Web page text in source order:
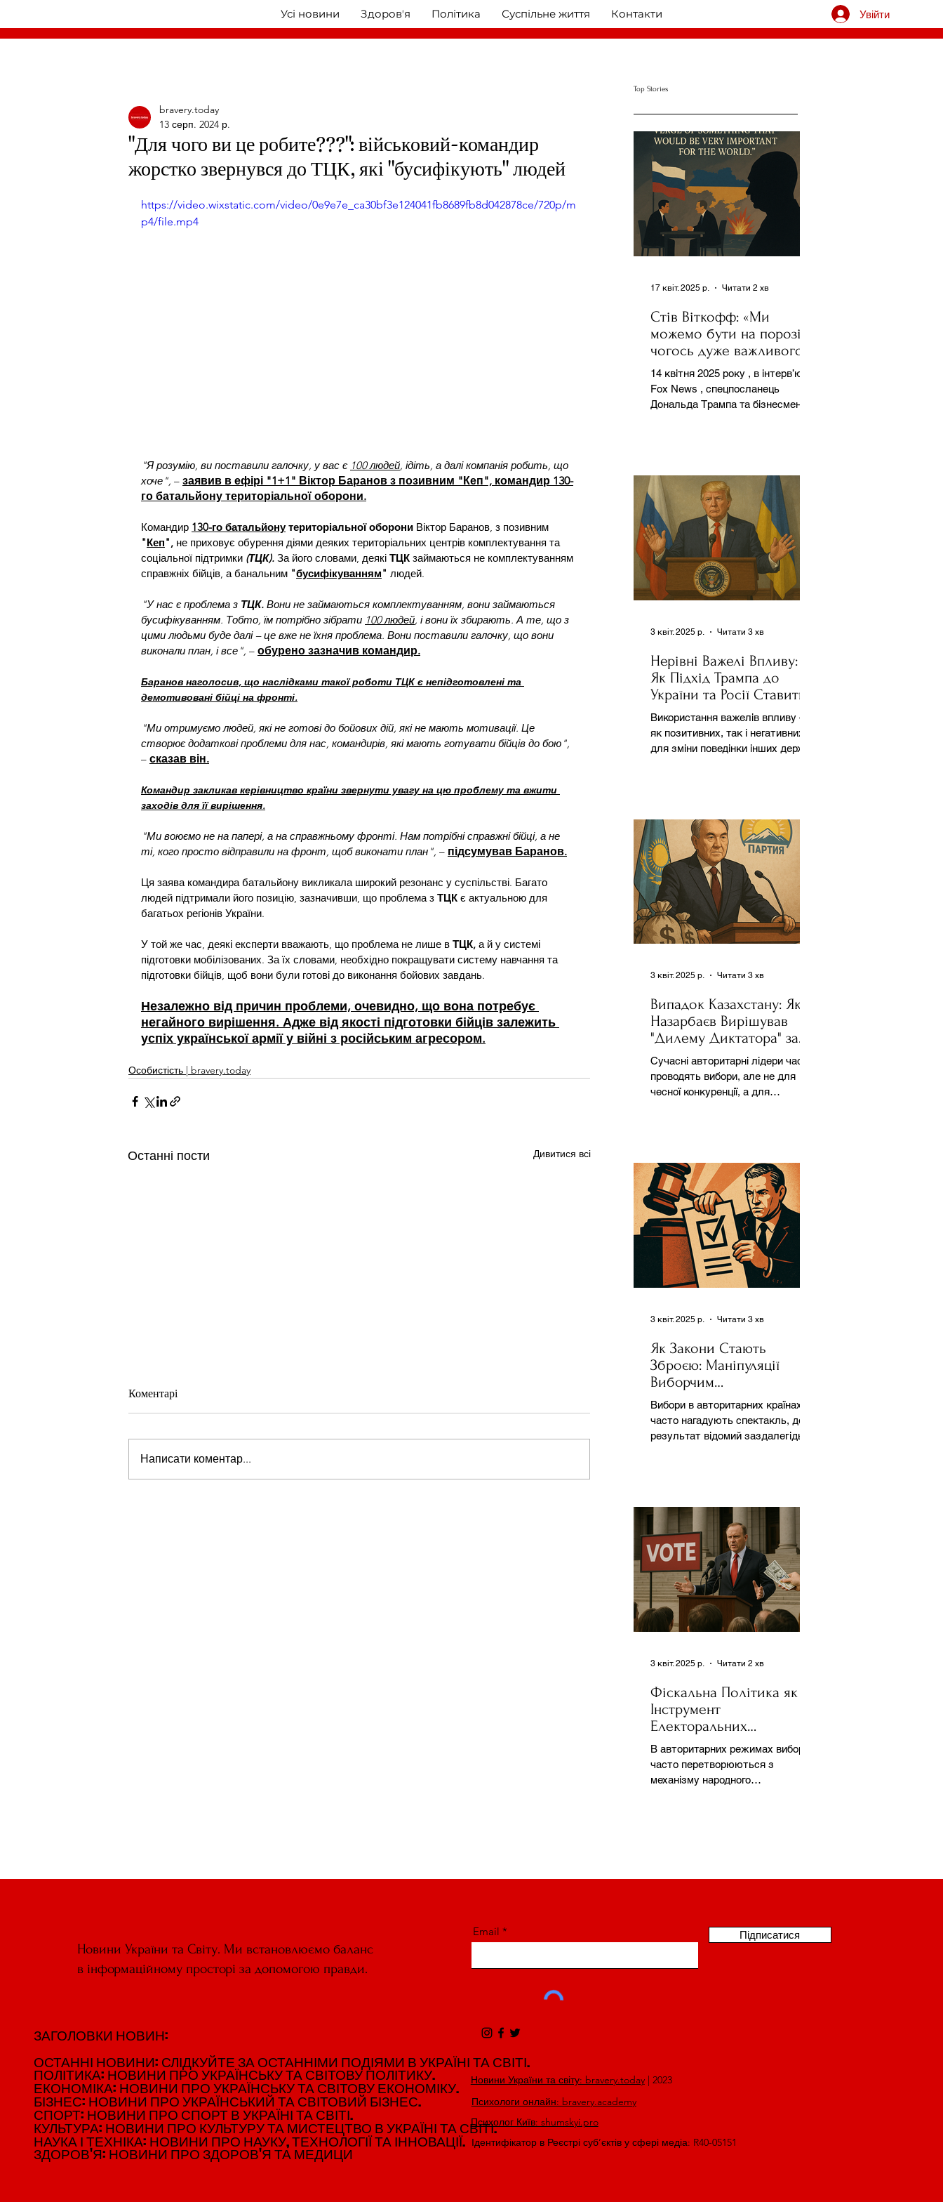
Усі новини Здоровʼя Політика Суспільне життя Контакти Увійти
"Для чого ви це робите???": військовий-командир
жорстко звернувся до ТЦК, які "бусифікують" людей
bravery.today
13 серп. 2024 р.
https://video.wixstatic.com/video/0e9e7e_ca30bf3e124041fb8689fb8d042878ce/720p/m
p4/file.mp4
"Я розумію, ви поставили галочку, у вас є 100 людей, ідіть, а далі компанія робить, що
хоче", – заявив в ефірі "1+1" Віктор Баранов з позивним "Кеп", командир 130-
го батальйону територіальної оборони.
Командир 130-го батальйону територіальної оборони Віктор Баранов, з позивним
"Кеп", не приховує обурення діями деяких територіальних центрів комплектування та
соціальної підтримки (ТЦК). За його словами, деякі ТЦК займаються не комплектуванням
справжніх бійців, а банальним "бусифікуванням" людей.
"У нас є проблема з ТЦК. Вони не займаються комплектуванням, вони займаються
бусифікуванням. Тобто, їм потрібно зібрати 100 людей, і вони їх збирають. А те, що з
цими людьми буде далі – це вже не їхня проблема. Вони поставили галочку, що вони
виконали план, і все", – обурено зазначив командир.
Баранов наголосив, що наслідками такої роботи ТЦК є непідготовлені та
демотивовані бійці на фронті.
"Ми отримуємо людей, які не готові до бойових дій, які не мають мотивації. Це
створює додаткові проблеми для нас, командирів, які мають готувати бійців до бою",
– сказав він.
Командир закликав керівництво країни звернути увагу на цю проблему та вжити
заходів для її вирішення.
"Ми воюємо не на папері, а на справжньому фронті. Нам потрібні справжні бійці, а не
ті, кого просто відправили на фронт, щоб виконати план", – підсумував Баранов.
Ця заява командира батальйону викликала широкий резонанс у суспільстві. Багато
людей підтримали його позицію, зазначивши, що проблема з ТЦК є актуальною для
багатьох регіонів України.
У той же час, деякі експерти вважають, що проблема не лише в ТЦК, а й у системі
підготовки мобілізованих. За їх словами, необхідно покращувати систему навчання та
підготовки бійців, щоб вони були готові до виконання бойових завдань.
Незалежно від причин проблеми, очевидно, що вона потребує
негайного вирішення. Адже від якості підготовки бійців залежить
успіх української армії у війні з російським агресором.
Особистість | bravery.today
Останні пости Дивитися всі
Коментарі
Написати коментар...
Top Stories
Стів Віткофф: «Ми
можемо бути на порозі
чогось дуже важливого
для світу» — але що це
означає?
14 квітня 2025 року , в інтерв’ю на
Fox News , спецпосланець
Дональда Трампа та бізнесмен
17 квіт. 2025 р. Читати 2 хв
Нерівні Важелі Впливу:
Як Підхід Трампа до
України та Росії Ставить
під Сумнів Американську
Держполітику
Використання важелів впливу –
як позитивних, так і негативних –
для зміни поведінки інших держав
3 квіт. 2025 р. Читати 3 хв
Випадок Казахстану: Як
Назарбаєв Вирішував
"Дилему Диктатора" за
Допомогою Ресурсів та
Партії
Сучасні авторитарні лідери часто
проводять вибори, але не для
чесної конкуренції, а для
3 квіт. 2025 р. Читати 3 хв
Як Закони Стають
Зброєю: Маніпуляції
Виборчим
Законодавством в
Автократіях
Вибори в авторитарних країнах
часто нагадують спектакль, де
результат відомий заздалегідь.
3 квіт. 2025 р. Читати 3 хв
Фіскальна Політика як
Інструмент
Електоральних
Маніпуляцій в
Автократіях
В авторитарних режимах вибори
часто перетворюються з
механізму народного
3 квіт. 2025 р. Читати 2 хв
Новини України та Світу. Ми встановлюємо баланс
в інформаційному просторі за допомогою правди.
ЗАГОЛОВКИ НОВИН:
ОСТАННІ НОВИНИ: СЛІДКУЙТЕ ЗА ОСТАННІМИ ПОДІЯМИ В УКРАЇНІ ТА СВІТІ.
ПОЛІТИКА: НОВИНИ ПРО УКРАЇНСЬКУ ТА СВІТОВУ ПОЛІТИКУ.
ЕКОНОМІКА: НОВИНИ ПРО УКРАЇНСЬКУ ТА СВІТОВУ ЕКОНОМІКУ.
БІЗНЕС: НОВИНИ ПРО УКРАЇНСЬКИЙ ТА СВІТОВИЙ БІЗНЕС.
СПОРТ: НОВИНИ ПРО СПОРТ В УКРАЇНІ ТА СВІТІ.
КУЛЬТУРА: НОВИНИ ПРО КУЛЬТУРУ ТА МИСТЕЦТВО В УКРАЇНІ ТА СВІТІ.
НАУКА І ТЕХНІКА: НОВИНИ ПРО НАУКУ, ТЕХНОЛОГІЇ ТА ІННОВАЦІЇ.
ЗДОРОВ'Я: НОВИНИ ПРО ЗДОРОВ'Я ТА МЕДИЦИ
ЗАГОЛОВКИ НОВИН:
ОСТАННІ НОВИНИ: СЛІДКУЙТЕ ЗА ОСТАННІМИ ПОДІЯМИ В УКРАЇНІ ТА СВІТІ.
ПОЛІТИКА: НОВИНИ ПРО УКРАЇНСЬКУ ТА СВІТОВУ ПОЛІТИКУ.
ЕКОНОМІКА: НОВИНИ ПРО УКРАЇНСЬКУ ТА СВІТОВУ ЕКОНОМІКУ.
БІЗНЕС: НОВИНИ ПРО УКРАЇНСЬКИЙ ТА СВІТОВИЙ БІЗНЕС.
СПОРТ: НОВИНИ ПРО СПОРТ В УКРАЇНІ ТА СВІТІ.
КУЛЬТУРА: НОВИНИ ПРО КУЛЬТУРУ ТА МИСТЕЦТВО В УКРАЇНІ ТА СВІТІ.
НАУКА І ТЕХНІКА: НОВИНИ ПРО НАУКУ, ТЕХНОЛОГІЇ ТА ІННОВАЦІЇ.
ЗДОРОВ'Я: НОВИНИ ПРО ЗДОРОВ'Я ТА МЕДИЦИ
Email Підписатися
Новини України та світу: bravery.today| 2023
Психологи онлайн: bravery.academy
Психолог Київ: shumskyi.pro
Ідентифікатор в Реєстрі суб’єктів у сфері медіа: R40-05151